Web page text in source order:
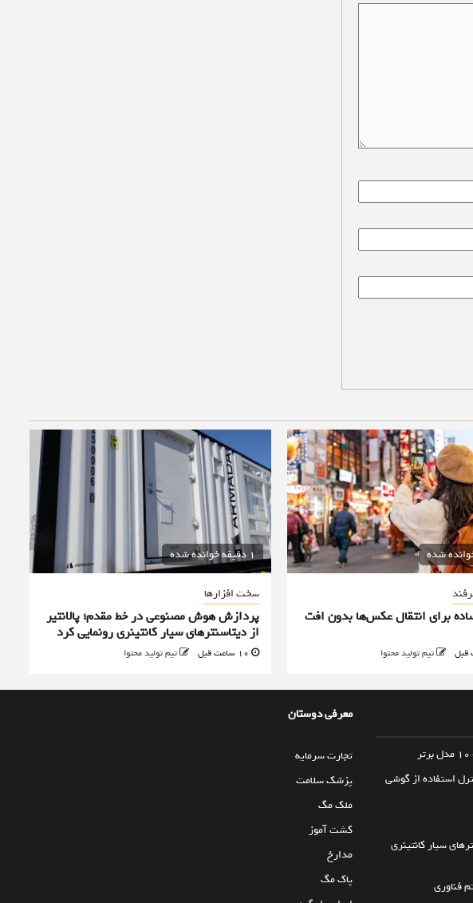
برای انتقال عکس‌ها بدون افت
تیم تولید محتوا
1 دقیقه خوانده شده
سخت افزارها
پردازش هوش مصنوعی در خط مقدم؛ پالانتیر
از دیتاسنترهای سیار کانتینری رونمایی کرد
تیم تولید محتوا
استفاده از گوشی
سیار کانتینری
فناوری
معرفی دوستان
تجارت سرمایه
پزشک سلامت
ملک مگ
کشت آموز
مدارخ
پاک مگ